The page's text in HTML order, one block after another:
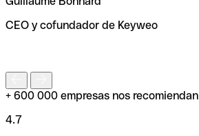
de enviar tu transferencia.
CEO y cofundador de Keyweo
+ 600 000 empresas nos recomiendan
4.7